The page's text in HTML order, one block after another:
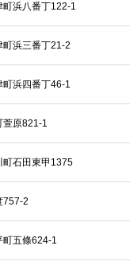
町浜八番丁122-1
町浜三番丁21-2
町浜四番丁46-1
萱原821-1
町石田東甲1375
757-2
町五條624-1